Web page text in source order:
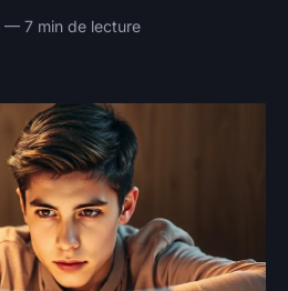
7 min de lecture